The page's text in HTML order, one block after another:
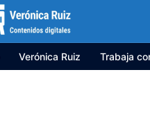
Verónica Ruiz Trabaja